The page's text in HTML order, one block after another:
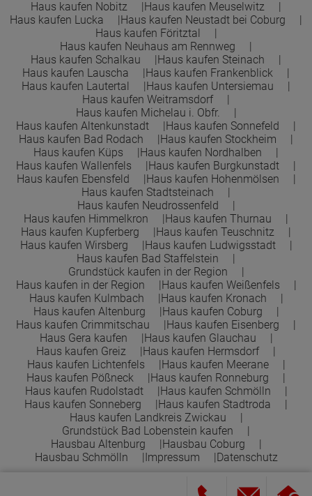
Haus kaufen Nobitz
Haus kaufen Meuselwitz
Haus kaufen Lucka
Haus kaufen Neustadt bei Coburg
Haus kaufen Föritztal
Haus kaufen Neuhaus am Rennweg
Haus kaufen Schalkau
Haus kaufen Steinach
Haus kaufen Lauscha
Haus kaufen Frankenblick
Haus kaufen Lautertal
Haus kaufen Untersiemau
Haus kaufen Weitramsdorf
Haus kaufen Michelau i. Obfr.
Haus kaufen Altenkunstadt
Haus kaufen Sonnefeld
Haus kaufen Bad Rodach
Haus kaufen Stockheim
Haus kaufen Küps
Haus kaufen Nordhalben
Haus kaufen Wallenfels
Haus kaufen Burgkunstadt
Haus kaufen Ebensfeld
Haus kaufen Hohenmölsen
Haus kaufen Stadtsteinach
Haus kaufen Neudrossenfeld
Haus kaufen Himmelkron
Haus kaufen Thurnau
Haus kaufen Kupferberg
Haus kaufen Teuschnitz
Haus kaufen Wirsberg
Haus kaufen Ludwigsstadt
Haus kaufen Bad Staffelstein
Grundstück kaufen in der Region
Haus kaufen in der Region
Haus kaufen Weißenfels
Haus kaufen Kulmbach
Haus kaufen Kronach
Haus kaufen Altenburg
Haus kaufen Coburg
Haus kaufen Crimmitschau
Haus kaufen Eisenberg
Haus Gera kaufen
Haus kaufen Glauchau
Haus kaufen Greiz
Haus kaufen Hermsdorf
Haus kaufen Lichtenfels
Haus kaufen Meerane
Haus kaufen Pößneck
Haus kaufen Ronneburg
Haus kaufen Rudolstadt
Haus kaufen Schmölln
Haus kaufen Sonneberg
Haus kaufen Stadtroda
Haus kaufen Landkreis Zwickau
Grundstück Bad Lobenstein kaufen
Hausbau Altenburg
Hausbau Coburg
Hausbau Schmölln
Impressum Datenschutz